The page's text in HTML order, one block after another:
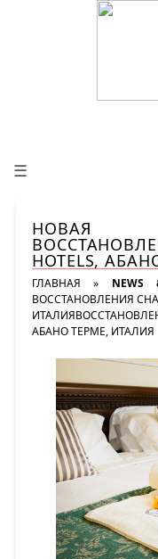
☰
НОВАЯ
HOTELS,
ГЛАВНАЯ » NEWS
ВОССТАНОВЛЕНИЯ СНА
АБАНО ТЕРМЕ, ИТАЛИЯ